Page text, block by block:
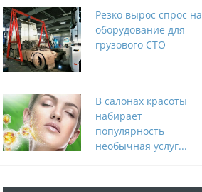
Резко вырос спрос на
оборудование для
грузового СТО
В салонах красоты
набирает
популярность
необычная услуг...